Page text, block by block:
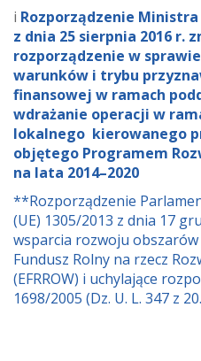
i Rozporządzenie
z dnia 25 sierpnia 2016 r.
rozporządzenie w
warunków i trybu
finansowej w ramach
wdrażanie operacji w
lokalnego kierowanego
objętego Programem
na lata 2014–2020
**Rozporządzenie
(UE) 1305/2013 z dnia 17
wsparcia rozwoju
Fundusz Rolny na rzecz
(EFRROW) i uchylające
1698/2005 (Dz. U. L. 347 z